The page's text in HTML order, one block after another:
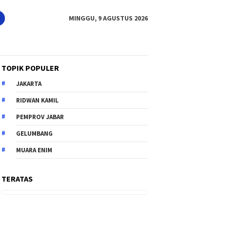
MINGGU, 9 AGUSTUS 2026
TOPIK POPULER
JAKARTA
RIDWAN KAMIL
PEMPROV JABAR
GELUMBANG
MUARA ENIM
TERATAS